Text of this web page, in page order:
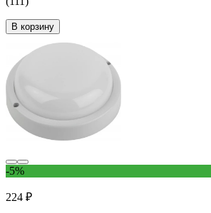
В корзину
-5%
224 ₽